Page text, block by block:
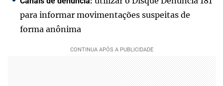
para informar movimentações suspeitas de
forma anônima